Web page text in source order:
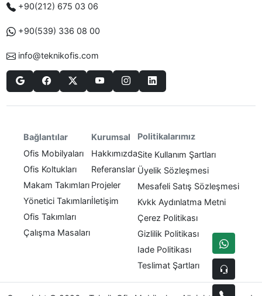
+90(212) 675 03 06
+90(539) 336 08 00
info@teknikofis.com
Bağlantılar
Ofis Mobilyaları
Ofis Koltukları
Makam Takımları
Yönetici Takımları
Ofis Takımları
Çalışma Masaları
Kurumsal
Hakkımızda
Referanslar
Projeler
İletişim
Politikalarımız
Site Kullanım Şartları
Üyelik Sözleşmesi
Mesafeli Satış Sözleşmesi
Kvkk Aydınlatma Metni
Çerez Politikası
Gizlilik Politikası
Iade Politikası
Teslimat Şartları